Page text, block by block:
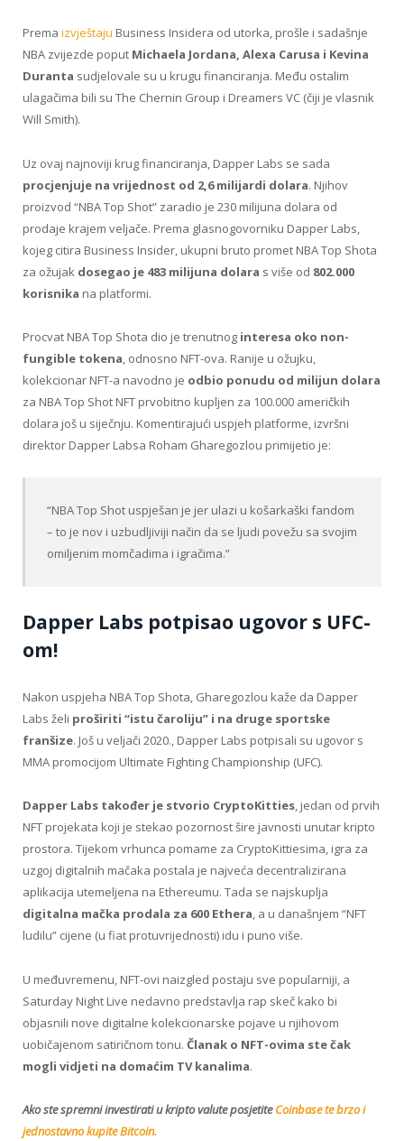
Prema izvještaju Business Insidera od utorka, prošle i sadašnje
NBA zvijezde poput Michaela Jordana, Alexa Carusa i Kevina
Duranta sudjelovale su u krugu financiranja. Među ostalim
ulagačima bili su The Chernin Group i Dreamers VC (čiji je vlasnik
Will Smith).
Uz ovaj najnoviji krug financiranja, Dapper Labs se sada
procjenjuje na vrijednost od 2,6 milijardi dolara. Njihov
proizvod “NBA Top Shot” zaradio je 230 milijuna dolara od
prodaje krajem veljače. Prema glasnogovorniku Dapper Labs,
kojeg citira Business Insider, ukupni bruto promet NBA Top Shota
za ožujak dosegao je 483 milijuna dolara s više od 802.000
korisnika na platformi.
Procvat NBA Top Shota dio je trenutnog interesa oko non-
fungible tokena, odnosno NFT-ova. Ranije u ožujku,
kolekcionar NFT-a navodno je odbio ponudu od milijun dolara
za NBA Top Shot NFT prvobitno kupljen za 100.000 američkih
dolara još u siječnju. Komentirajući uspjeh platforme, izvršni
direktor Dapper Labsa Roham Gharegozlou primijetio je:
“NBA Top Shot uspješan je jer ulazi u košarkaški fandom
– to je nov i uzbudljiviji način da se ljudi povežu sa svojim
omiljenim momčadima i igračima.”
Dapper Labs potpisao ugovor s UFC-
om!
Nakon uspjeha NBA Top Shota, Gharegozlou kaže da Dapper
Labs želi proširiti “istu čaroliju” i na druge sportske
franšize. Još u veljači 2020., Dapper Labs potpisali su ugovor s
MMA promocijom Ultimate Fighting Championship (UFC).
Dapper Labs također je stvorio CryptoKitties, jedan od prvih
NFT projekata koji je stekao pozornost šire javnosti unutar kripto
prostora. Tijekom vrhunca pomame za CryptoKittiesima, igra za
uzgoj digitalnih mačaka postala je najveća decentralizirana
aplikacija utemeljena na Ethereumu. Tada se najskuplja
digitalna mačka prodala za 600 Ethera, a u današnjem “NFT
ludilu” cijene (u fiat protuvrijednosti) idu i puno više.
U međuvremenu, NFT-ovi naizgled postaju sve popularniji, a
Saturday Night Live nedavno predstavlja rap skeč kako bi
objasnili nove digitalne kolekcionarske pojave u njihovom
uobičajenom satiričnom tonu. Članak o NFT-ovima ste čak
mogli vidjeti na domaćim TV kanalima.
Ako ste spremni investirati u kripto valute posjetiteCoinbase te brzo i
jednostavno kupite Bitcoin.